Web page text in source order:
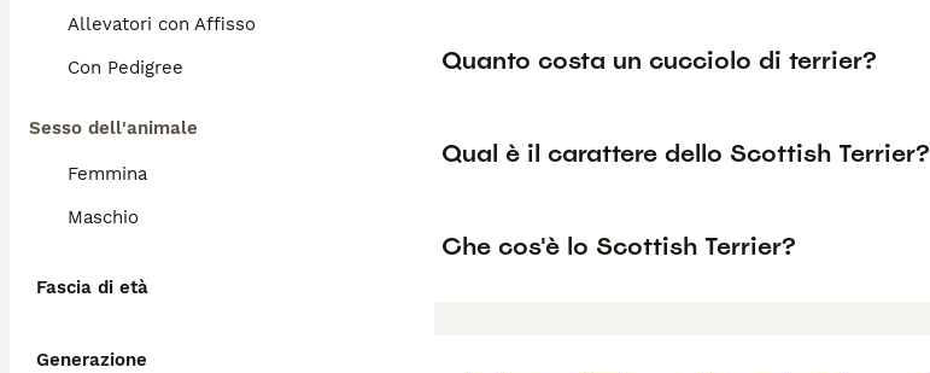
Allevatori con Affisso
Con Pedigree
Sesso dell'animale
Femmina
Maschio
Fascia di età
Generazione
Quanto costa un cucciolo di terrier?
Qual è il carattere dello Scottish Terrier?
Che cos'è lo Scottish Terrier?